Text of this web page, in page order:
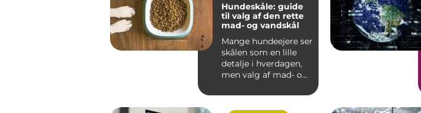
Hundeskåle: guide
til valg af den rette
mad- og vandskål
Mange hundeejere ser
skålen som en lille
detalje i hverdagen,
men valg af mad- og